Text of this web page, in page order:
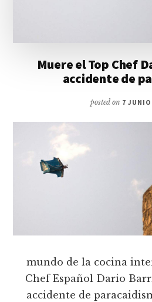
Muere el Top Chef
accidente de
posted on 7
mundo de la cocina
Chef Español Dario
accidente de